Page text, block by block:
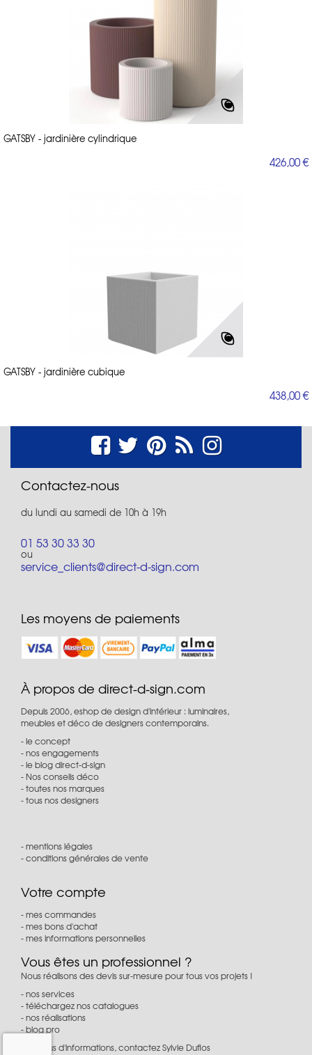
GATSBY - jardinière cylindrique
426,00 €
GATSBY - jardinière cubique
438,00 €
Contactez-nous
du lundi au samedi de 10h à 19h
01 53 30 33 30
ou
service_clients@direct-d-sign.com
Les moyens de paiements
À propos de direct-d-sign.com
Depuis 2006, eshop de design d'intérieur : luminaires,
meubles et déco de designers contemporains.
le concept
nos engagements
le blog direct-d-sign
Nos conseils déco
toutes nos marques
tous nos designers
mentions légales
conditions générales de vente
Votre compte
mes commandes
mes bons d'achat
mes informations personnelles
Vous êtes un professionnel ?
Nous réalisons des devis sur-mesure pour tous vos projets !
nos services
téléchargez nos catalogues
nos réalisations
blog pro
Pour plus d'informations, contactez Sylvie Duflos